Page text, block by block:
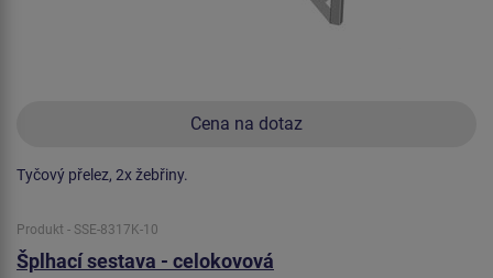
Cena na dotaz
Tyčový přelez, 2x žebřiny.
Produkt - SSE-8317K-10
Šplhací sestava - celokovová